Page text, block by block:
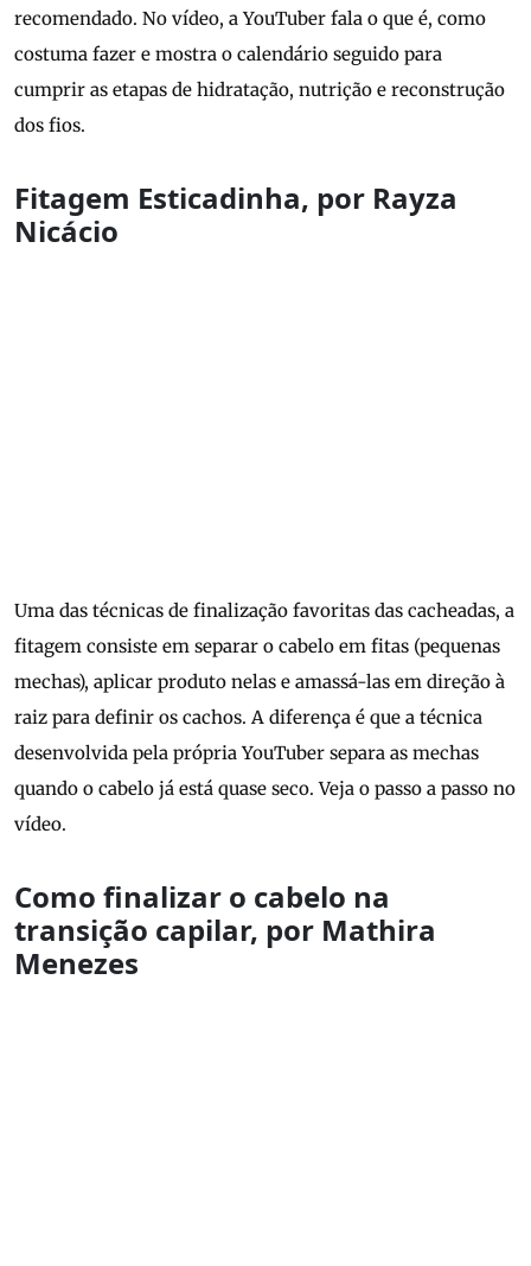
recomendado. No vídeo, a YouTuber fala o que é, como
costuma fazer e mostra o calendário seguido para
cumprir as etapas de hidratação, nutrição e reconstrução
dos fios.
Fitagem Esticadinha, por Rayza
Nicácio
Uma das técnicas de finalização favoritas das cacheadas, a
fitagem consiste em separar o cabelo em fitas (pequenas
mechas), aplicar produto nelas e amassá-las em direção à
raiz para definir os cachos. A diferença é que a técnica
desenvolvida pela própria YouTuber separa as mechas
quando o cabelo já está quase seco. Veja o passo a passo no
vídeo.
Como finalizar o cabelo na
transição capilar, por Mathira
Menezes